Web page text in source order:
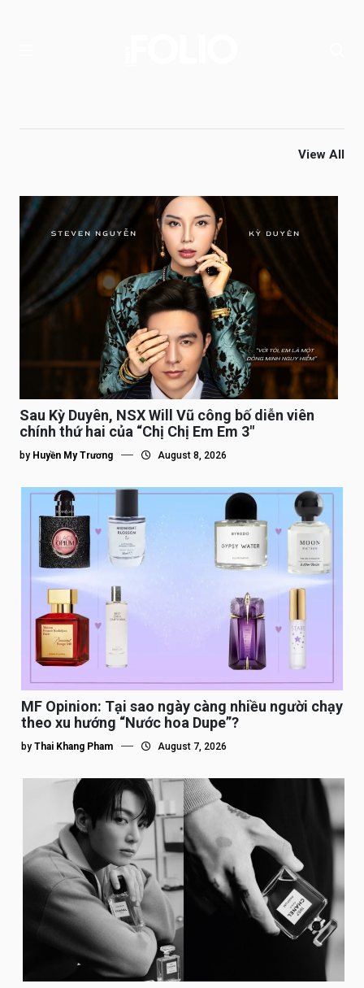
View All
Sau Kỳ Duyên, NSX Will Vũ công bố diễn viên
chính thứ hai của “Chị Chị Em Em 3″
by Huyền My Trương August 8, 2026
MF Opinion: Tại sao ngày càng nhiều người chạy
theo xu hướng “Nước hoa Dupe”?
by Thai Khang Pham August 7, 2026